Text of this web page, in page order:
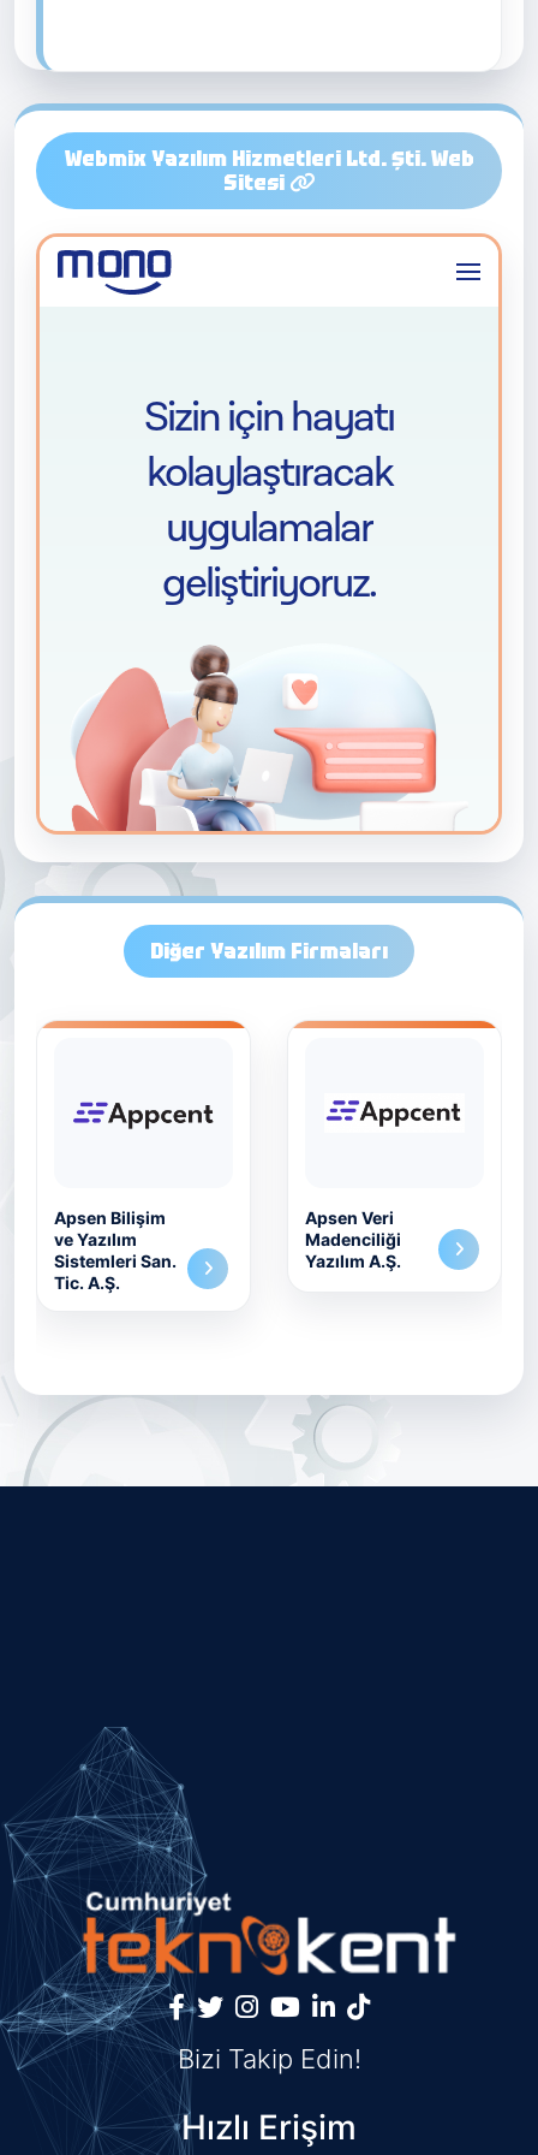
Webmix Yazılım Hizmetleri Ltd. Şti. Web
Sitesi
Diğer Yazılım Firmaları
Apsen Bilişim
ve Yazılım
Sistemleri San.
Tic. A.Ş.
Apsen Veri
Madenciliği
Yazılım A.Ş.
Bizi Takip Edin!
Hızlı Erişim